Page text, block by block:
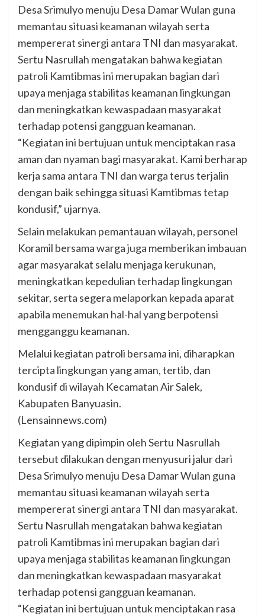
Desa Srimulyo menuju Desa Damar Wulan guna
memantau situasi keamanan wilayah serta
mempererat sinergi antara TNI dan masyarakat.
Sertu Nasrullah mengatakan bahwa kegiatan
patroli Kamtibmas ini merupakan bagian dari
upaya menjaga stabilitas keamanan lingkungan
dan meningkatkan kewaspadaan masyarakat
terhadap potensi gangguan keamanan.
“Kegiatan ini bertujuan untuk menciptakan rasa
aman dan nyaman bagi masyarakat. Kami berharap
kerja sama antara TNI dan warga terus terjalin
dengan baik sehingga situasi Kamtibmas tetap
kondusif,” ujarnya.
Selain melakukan pemantauan wilayah, personel
Koramil bersama warga juga memberikan imbauan
agar masyarakat selalu menjaga kerukunan,
meningkatkan kepedulian terhadap lingkungan
sekitar, serta segera melaporkan kepada aparat
apabila menemukan hal-hal yang berpotensi
mengganggu keamanan.
Melalui kegiatan patroli bersama ini, diharapkan
tercipta lingkungan yang aman, tertib, dan
kondusif di wilayah Kecamatan Air Salek,
Kabupaten Banyuasin.
(Lensainnews.com)
Kegiatan yang dipimpin oleh Sertu Nasrullah
tersebut dilakukan dengan menyusuri jalur dari
Desa Srimulyo menuju Desa Damar Wulan guna
memantau situasi keamanan wilayah serta
mempererat sinergi antara TNI dan masyarakat.
Sertu Nasrullah mengatakan bahwa kegiatan
patroli Kamtibmas ini merupakan bagian dari
upaya menjaga stabilitas keamanan lingkungan
dan meningkatkan kewaspadaan masyarakat
terhadap potensi gangguan keamanan.
“Kegiatan ini bertujuan untuk menciptakan rasa